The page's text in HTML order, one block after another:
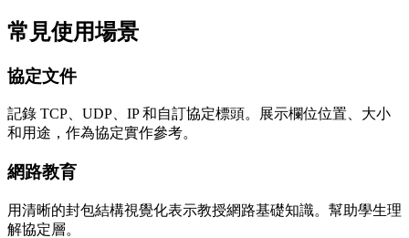
常見使用場景
協定文件
記錄 TCP、UDP、IP 和自訂協定標頭。展示欄位位置、大小
和用途，作為協定實作參考。
網路教育
用清晰的封包結構視覺化表示教授網路基礎知識。幫助學生理
解協定層。